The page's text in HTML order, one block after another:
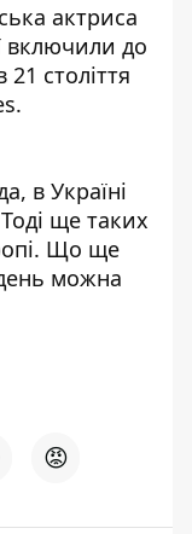
актриса
включили до
століття
в Україні
ще таких
Що ще
можна
😡